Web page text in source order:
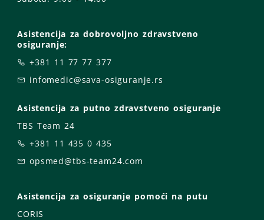
Asistencija za dobrovoljno zdravstveno
osiguranje:
+381 11 77 77 377
infomedic@sava-osiguranje.rs
Asistencija za putno zdravstveno osiguranje
TBS Team 24
+381 11 435 0 435
opsmed@tbs-team24.com
Asistencija za osiguranje pomoći na putu
CORIS